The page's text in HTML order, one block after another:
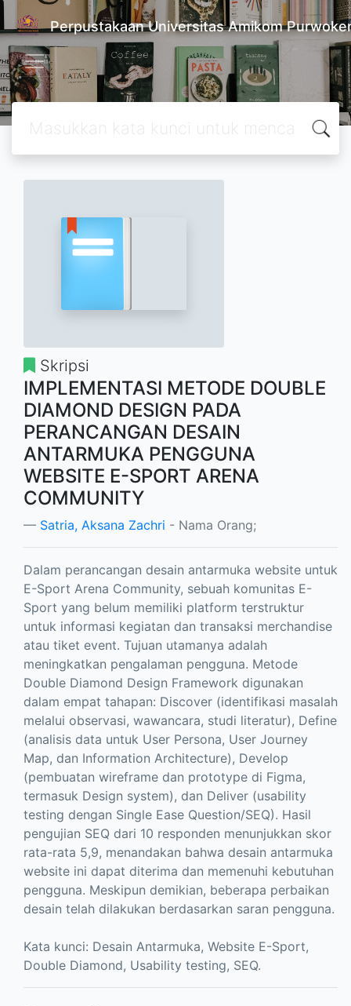
Perpustakaan Universitas Amikom
Skripsi
IMPLEMENTASI METODE DOUBLE
DIAMOND DESIGN PADA
PERANCANGAN DESAIN
ANTARMUKA PENGGUNA
WEBSITE E-SPORT ARENA
COMMUNITY
Satria, Aksana Zachri - Nama Orang;
Dalam perancangan desain antarmuka website untuk
E-Sport Arena Community, sebuah komunitas E-
Sport yang belum memiliki platform terstruktur
untuk informasi kegiatan dan transaksi merchandise
atau tiket event. Tujuan utamanya adalah
meningkatkan pengalaman pengguna. Metode
Double Diamond Design Framework digunakan
dalam empat tahapan: Discover (identifikasi masalah
melalui observasi, wawancara, studi literatur), Define
(analisis data untuk User Persona, User Journey
Map, dan Information Architecture), Develop
(pembuatan wireframe dan prototype di Figma,
termasuk Design system), dan Deliver (usability
testing dengan Single Ease Question/SEQ). Hasil
pengujian SEQ dari 10 responden menunjukkan skor
rata-rata 5,9, menandakan bahwa desain antarmuka
website ini dapat diterima dan memenuhi kebutuhan
pengguna. Meskipun demikian, beberapa perbaikan
desain telah dilakukan berdasarkan saran pengguna.
Kata kunci: Desain Antarmuka, Website E-Sport,
Double Diamond, Usability testing, SEQ.